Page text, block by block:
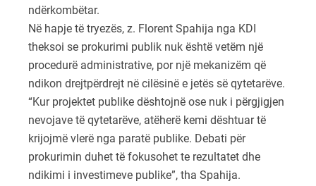
ndërkombëtar.
Në hapje të tryezës, z. Florent Spahija nga KDI
theksoi se prokurimi publik nuk është vetëm një
procedurë administrative, por një mekanizëm që
ndikon drejtpërdrejt në cilësinë e jetës së qytetarëve.
“Kur projektet publike dështojnë ose nuk i përgjigjen
nevojave të qytetarëve, atëherë kemi dështuar të
krijojmë vlerë nga paratë publike. Debati për
prokurimin duhet të fokusohet te rezultatet dhe
ndikimi i investimeve publike”, tha Spahija.